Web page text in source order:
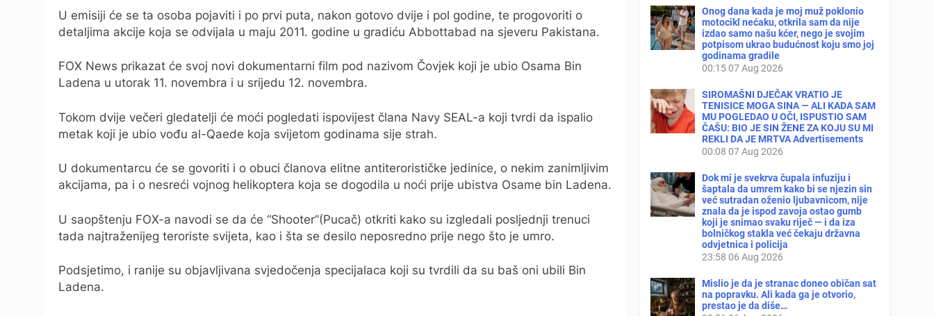
U emisiji će se ta osoba pojaviti i po prvi puta, nakon gotovo dvije i pol godine, te progovoriti o
detaljima akcije koja se odvijala u maju 2011. godine u gradiću Abbottabad na sjeveru Pakistana.
FOX News prikazat će svoj novi dokumentarni film pod nazivom Čovjek koji je ubio Osama Bin
Ladena u utorak 11. novembra i u srijedu 12. novembra.
Tokom dvije večeri gledatelji će moći pogledati ispovijest člana Navy SEAL-a koji tvrdi da ispalio
metak koji je ubio vođu al-Qaede koja svijetom godinama sije strah.
U dokumentarcu će se govoriti i o obuci članova elitne antiterorističke jedinice, o nekim zanimljivim
akcijama, pa i o nesreći vojnog helikoptera koja se dogodila u noći prije ubistva Osame bin Ladena.
U saopštenju FOX-a navodi se da će “Shooter”(Pucač) otkriti kako su izgledali posljednji trenuci
tada najtraženijeg teroriste svijeta, kao i šta se desilo neposredno prije nego što je umro.
Podsjetimo, i ranije su objavljivana svjedočenja specijalaca koji su tvrdili da su baš oni ubili Bin
Ladena.
Onog dana kada je moj muž poklonio
motocikl nećaku, otkrila sam da nije
izdao samo našu kćer, nego je svojim
potpisom ukrao budućnost koju smo joj
godinama gradile
00:15 07 Aug 2026
SIROMAŠNI DJEČAK VRATIO JE
TENISICE MOGA SINA — ALI KADA SAM
MU POGLEDAO U OČI, ISPUSTIO SAM
ČAŠU: BIO JE SIN ŽENE ZA KOJU SU MI
REKLI DA JE MRTVA Advertisements
00:08 07 Aug 2026
Dok mi je svekrva čupala infuziju i
šaptala da umrem kako bi se njezin sin
već sutradan oženio ljubavnicom, nije
znala da je ispod zavoja ostao gumb
koji je snimao svaku riječ — i da iza
bolničkog stakla već čekaju državna
odvjetnica i policija
23:58 06 Aug 2026
Mislio je da je stranac doneo običan sat
na popravku. Ali kada ga je otvorio,
prestao je da diše…